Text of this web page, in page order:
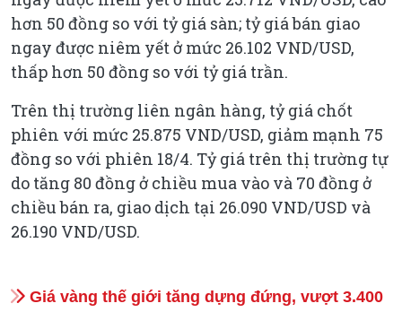
hơn 50 đồng so với tỷ giá sàn; tỷ giá bán giao
ngay được niêm yết ở mức 26.102 VND/USD,
thấp hơn 50 đồng so với tỷ giá trần.
Trên thị trường liên ngân hàng, tỷ giá chốt
phiên với mức 25.875 VND/USD, giảm mạnh 75
đồng so với phiên 18/4. Tỷ giá trên thị trường tự
do tăng 80 đồng ở chiều mua vào và 70 đồng ở
chiều bán ra, giao dịch tại 26.090 VND/USD và
26.190 VND/USD.
Giá vàng thế giới tăng dựng đứng, vượt 3.400